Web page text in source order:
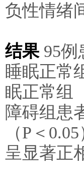
负性情绪
结果 95例
睡眠正常
眠正常组
障碍组患
（P＜
呈显著正